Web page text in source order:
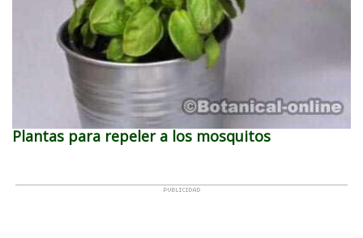
Plantas para repeler a los mosquitos